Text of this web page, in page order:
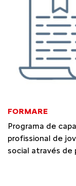
FORMARE
Programa de
profissional de
social através de